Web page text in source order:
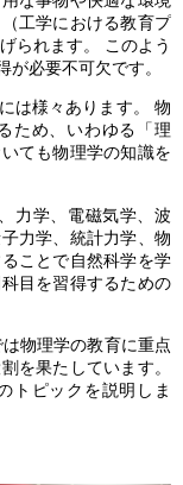
工学における教育プ
られます。 このよう
必要不可欠です。
は様々あります。 物
ため、いわゆる「理
ても物理学の知識を
力学、電磁気学、波
力学、統計力学、物
ことで自然科学を学
目を習得するための
物理学の教育に重点
を果たしています。
トピックを説明しま